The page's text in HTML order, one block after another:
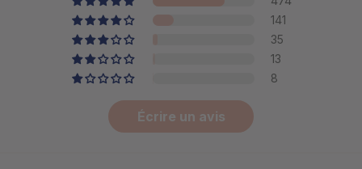
141
35
13
8
Écrire un avis